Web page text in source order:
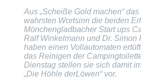
Aus „Scheiße Gold machen“
wahrsten Wortsinn die beiden
Mönchengladbacher Start ups
Ralf Winkelmann und Dr. Simon
haben einen Vollautomaten
das Reinigen der
Dienstag stellen sie sich damit
„Die Höhle derLöwen“ vor.